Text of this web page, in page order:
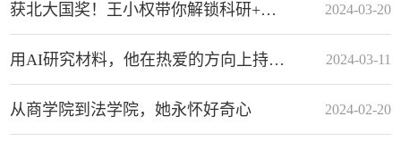
获北大国奖！王小权带你解锁科研+公益的双重魅力 2024-03-20
用AI研究材料，他在热爱的方向上持续深耕 2024-03-11
从商学院到法学院，她永怀好奇心 2024-02-20